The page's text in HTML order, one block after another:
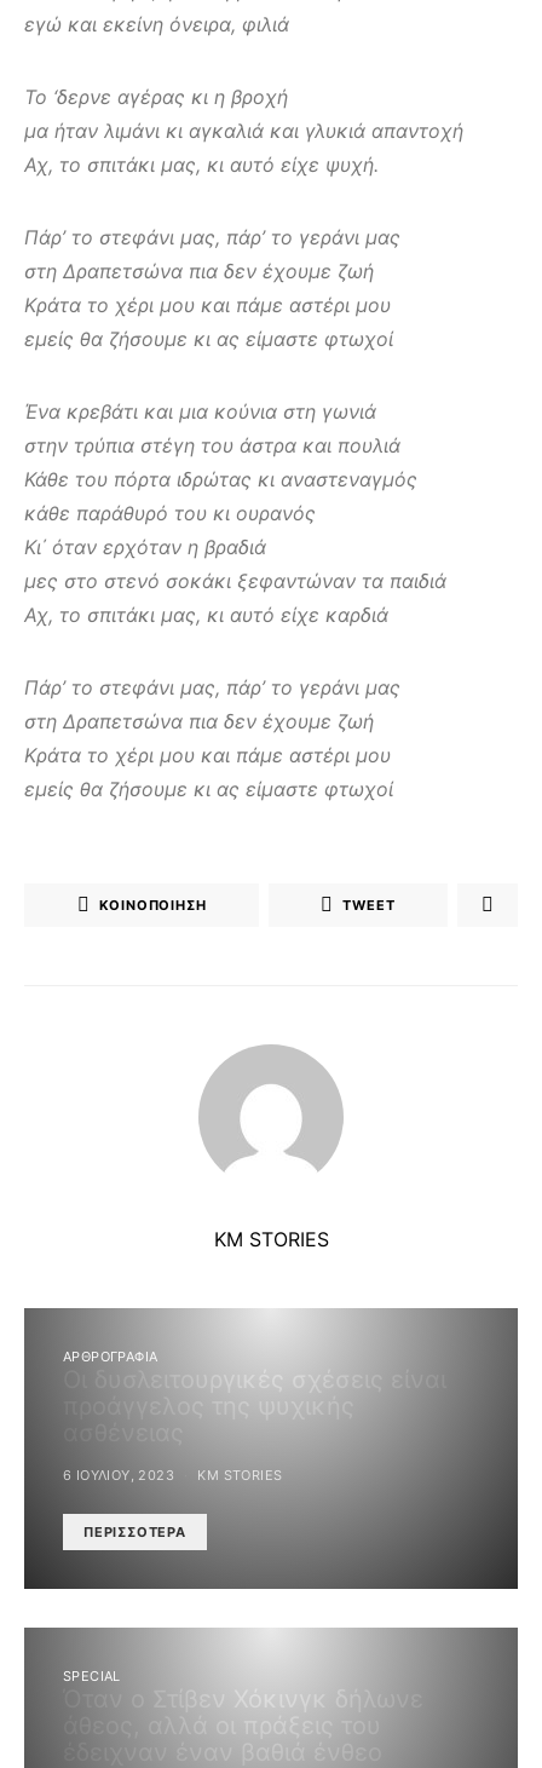
εγώ και εκείνη όνειρα, φιλιά
Το ‘δερνε αγέρας κι η βροχή
μα ήταν λιμάνι κι αγκαλιά και γλυκιά απαντοχή
Αχ, το σπιτάκι μας, κι αυτό είχε ψυχή.
Πάρ’ το στεφάνι μας, πάρ’ το γεράνι μας
στη Δραπετσώνα πια δεν έχουμε ζωή
Κράτα το χέρι μου και πάμε αστέρι μου
εμείς θα ζήσουμε κι ας είμαστε φτωχοί
Ένα κρεβάτι και μια κούνια στη γωνιά
στην τρύπια στέγη του άστρα και πουλιά
Κάθε του πόρτα ιδρώτας κι αναστεναγμός
κάθε παράθυρό του κι ουρανός
Κι΄ όταν ερχόταν η βραδιά
μες στο στενό σοκάκι ξεφαντώναν τα παιδιά
Αχ, το σπιτάκι μας, κι αυτό είχε καρδιά
Πάρ’ το στεφάνι μας, πάρ’ το γεράνι μας
στη Δραπετσώνα πια δεν έχουμε ζωή
Κράτα το χέρι μου και πάμε αστέρι μου
εμείς θα ζήσουμε κι ας είμαστε φτωχοί
ΚΟΙΝΟΠΟΊΗΣΗ TWEET
KM STORIES
ΑΡΘΡΟΓΡΑΦΙΑ
Οι δυσλειτουργικές σχέσεις είναι
προάγγελος της ψυχικής
6 ΙΟΥΛΊΟΥ, 2023 KM STORIES
ΠΕΡΙΣΣΌΤΕΡΑ
SPECIAL
Όταν ο Στίβεν Χόκινγκ δήλωνε
άθεος, αλλά οι πράξεις του
έδειχναν έναν βαθιά ένθεο